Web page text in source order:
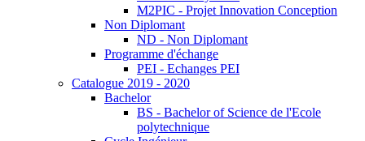
M2PIC - Projet Innovation Conception
Non Diplomant
ND - Non Diplomant
Programme d'échange
PEI - Echanges PEI
Catalogue 2019 - 2020
Bachelor
BS - Bachelor of Science de l'Ecole
polytechnique